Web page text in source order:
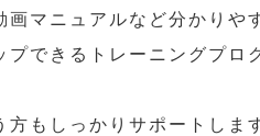
マニュアルなど分かりや
プできるトレーニングプ
もしっかりサポートしま